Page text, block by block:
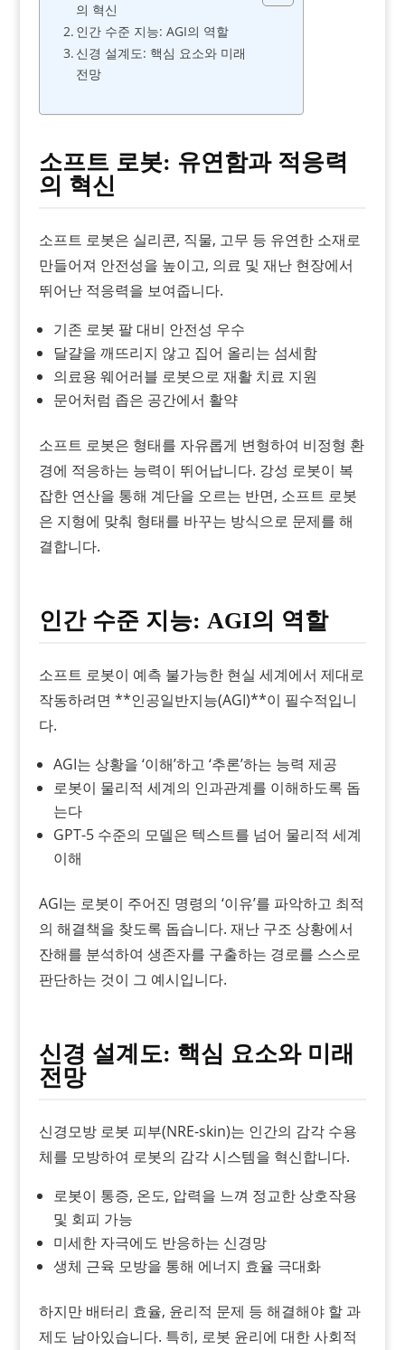
의 혁신
인간 수준 지능: AGI의 역할
신경 설계도: 핵심 요소와 미래
전망
소프트 로봇: 유연함과 적응력
의 혁신
소프트 로봇은 실리콘, 직물, 고무 등 유연한 소재로
만들어져 안전성을 높이고, 의료 및 재난 현장에서
뛰어난 적응력을 보여줍니다.
기존 로봇 팔 대비 안전성 우수
달걀을 깨뜨리지 않고 집어 올리는 섬세함
의료용 웨어러블 로봇으로 재활 치료 지원
문어처럼 좁은 공간에서 활약
소프트 로봇은 형태를 자유롭게 변형하여 비정형 환
경에 적응하는 능력이 뛰어납니다. 강성 로봇이 복
잡한 연산을 통해 계단을 오르는 반면, 소프트 로봇
은 지형에 맞춰 형태를 바꾸는 방식으로 문제를 해
결합니다.
인간 수준 지능: AGI의 역할
소프트 로봇이 예측 불가능한 현실 세계에서 제대로
작동하려면 **인공일반지능(AGI)**이 필수적입니
다.
AGI는 상황을 ‘이해’하고 ‘추론’하는 능력 제공
로봇이 물리적 세계의 인과관계를 이해하도록 돕
는다
GPT-5 수준의 모델은 텍스트를 넘어 물리적 세계
이해
AGI는 로봇이 주어진 명령의 ‘이유’를 파악하고 최적
의 해결책을 찾도록 돕습니다. 재난 구조 상황에서
잔해를 분석하여 생존자를 구출하는 경로를 스스로
판단하는 것이 그 예시입니다.
신경 설계도: 핵심 요소와 미래
전망
신경모방 로봇 피부(NRE-skin)는 인간의 감각 수용
체를 모방하여 로봇의 감각 시스템을 혁신합니다.
로봇이 통증, 온도, 압력을 느껴 정교한 상호작용
및 회피 가능
미세한 자극에도 반응하는 신경망
생체 근육 모방을 통해 에너지 효율 극대화
하지만 배터리 효율, 윤리적 문제 등 해결해야 할 과
제도 남아있습니다. 특히, 로봇 윤리에 대한 사회적